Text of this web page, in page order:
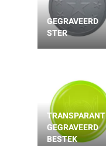
GEGRAVEERD
STER
TRANSPARANT
GEGRAVEERD
BESTEK